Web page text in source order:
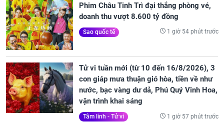
Phim Châu Tinh Trì đại thắng phòng vé,
doanh thu vượt 8.600 tỷ đồng
Sao quốc tế 1 giờ 54 phút trước
Tử vi tuần mới (từ 10 đến 16/8/2026), 3
con giáp mưa thuận gió hòa, tiền về như
nước, bạc vàng dư dả, Phú Quý Vinh Hoa,
vận trình khai sáng
Tâm linh - Tử vi 1 giờ 57 phút trước